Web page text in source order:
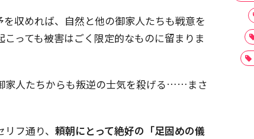
収めれば、自然と他の御家人たちも戦意を
っても被害はごく限定的なものに留まりま
家人たちからも叛逆の士気を殺げる……まさ
フ通り、 頼朝にとって絶好の「足固めの儀